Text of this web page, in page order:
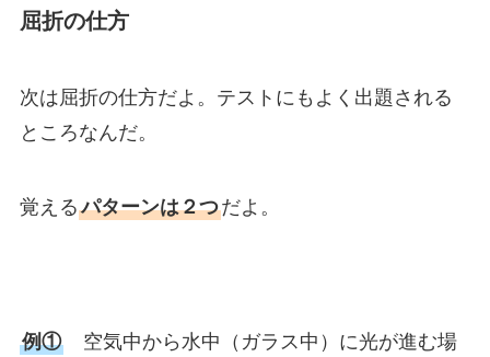
屈折の仕方
次は屈折の仕方だよ。テストにもよく出題される
ところなんだ。
覚えるパターンは２つだよ。
例①空気中から水中（ガラス中）に光が進む場